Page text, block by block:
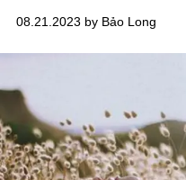
bằng một trải nghiệm sâu
hoàng đạo.
08.21.2023 by Bảo Long